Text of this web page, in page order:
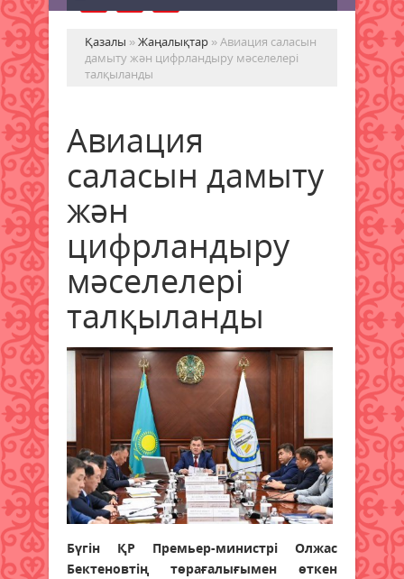
Қазалы »Жаңалықтар » Авиация саласын
дамыту жән цифрландыру мәселелері
талқыланды
Авиация
саласын дамыту
жән
цифрландыру
мәселелері
талқыланды
Бүгін ҚР Премьер-министрі Олжас
Бектеновтің төрағалығымен өткен